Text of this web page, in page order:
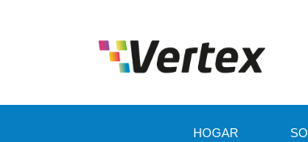
HOGAR